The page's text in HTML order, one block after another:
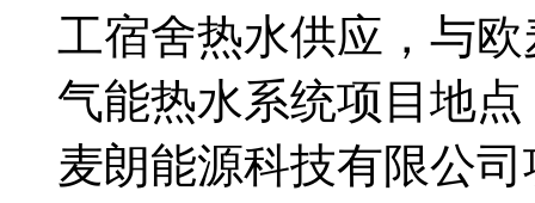
工宿舍热水供应，与
气能热水系统项目地
麦朗能源科技有限公